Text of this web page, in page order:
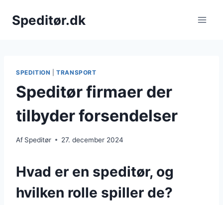
Speditør.dk
SPEDITION |TRANSPORT
Speditør firmaer der
tilbyder forsendelser
Af Speditør 27. december 2024
Hvad er en speditør, og
hvilken rolle spiller de?